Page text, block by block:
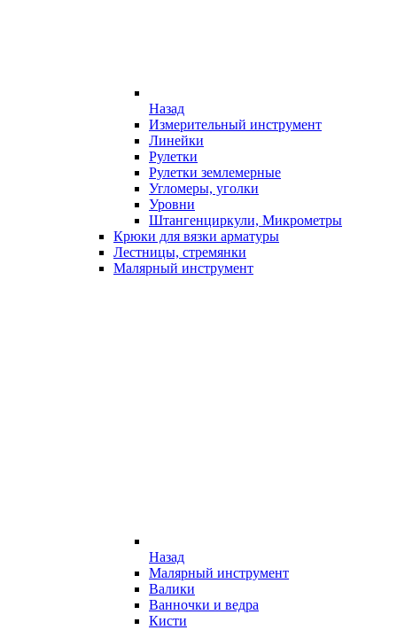
Назад
Измерительный инструмент
Линейки
Рулетки
Рулетки землемерные
Угломеры, уголки
Уровни
Штангенциркули, Микрометры
Крюки для вязки арматуры
Лестницы, стремянки
Малярный инструмент
Назад
Малярный инструмент
Валики
Ванночки и ведра
Кисти